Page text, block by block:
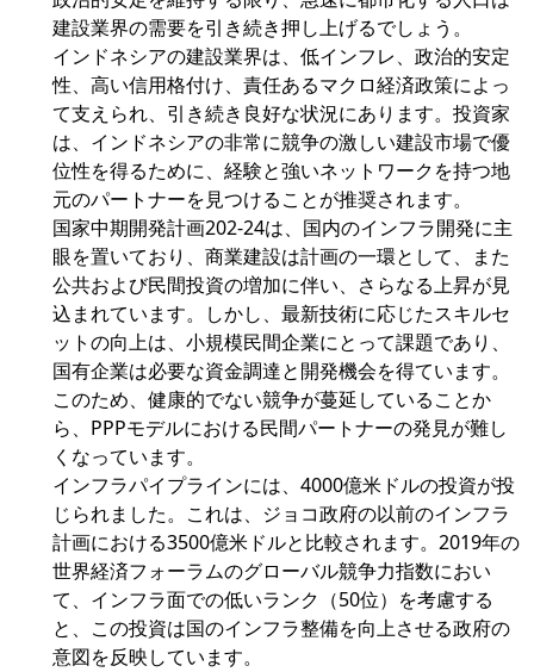
建設業界の需要を引き続き押し上げるでしょう。
インドネシアの建設業界は、低インフレ、政治的安定
性、高い信用格付け、責任あるマクロ経済政策によっ
て支えられ、引き続き良好な状況にあります。投資家
は、インドネシアの非常に競争の激しい建設市場で優
位性を得るために、経験と強いネットワークを持つ地
元のパートナーを見つけることが推奨されます。
国家中期開発計画202-24は、国内のインフラ開発に主
眼を置いており、商業建設は計画の一環として、また
公共および民間投資の増加に伴い、さらなる上昇が見
込まれています。しかし、最新技術に応じたスキルセ
ットの向上は、小規模民間企業にとって課題であり、
国有企業は必要な資金調達と開発機会を得ています。
このため、健康的でない競争が蔓延していることか
ら、PPPモデルにおける民間パートナーの発見が難し
くなっています。
インフラパイプラインには、4000億米ドルの投資が投
じられました。これは、ジョコ政府の以前のインフラ
計画における3500億米ドルと比較されます。2019年の
世界経済フォーラムのグローバル競争力指数におい
て、インフラ面での低いランク（50位）を考慮する
と、この投資は国のインフラ整備を向上させる政府の
意図を反映しています。